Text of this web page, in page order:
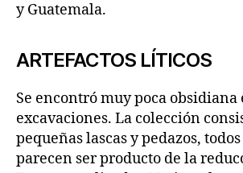
y Guatemala.
ARTEFACTOS LÍTICOS
Se encontró muy poca obsidiana
excavaciones. La colección
pequeñas lascas y pedazos,
parecen ser producto de la